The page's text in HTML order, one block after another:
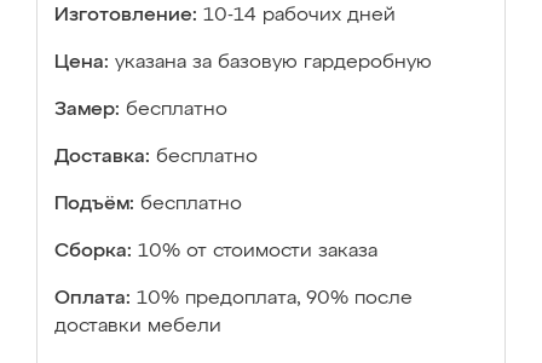
Изготовление: 10-14 рабочих дней
Цена: указана за базовую гардеробную
Замер: бесплатно
Доставка: бесплатно
Подъём: бесплатно
Сборка: 10% от стоимости заказа
Оплата: 10% предоплата, 90% после
доставки мебели